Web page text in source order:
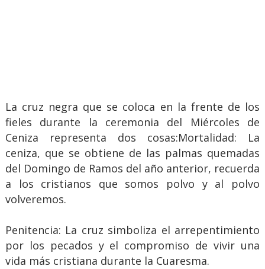
La cruz negra que se coloca en la frente de los
fieles durante la ceremonia del Miércoles de
Ceniza representa dos cosas:Mortalidad: La
ceniza, que se obtiene de las palmas quemadas
del Domingo de Ramos del año anterior, recuerda
a los cristianos que somos polvo y al polvo
volveremos.
Penitencia: La cruz simboliza el arrepentimiento
por los pecados y el compromiso de vivir una
vida más cristiana durante la Cuaresma.